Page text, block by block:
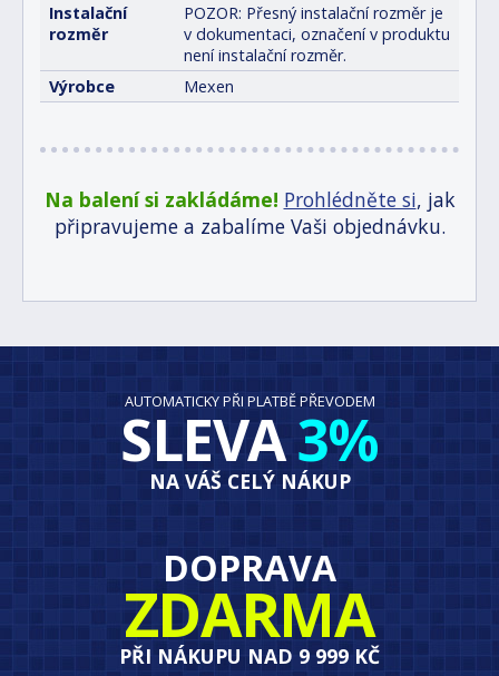
Instalační
rozměr
POZOR: Přesný instalační rozměr je
v dokumentaci, označení v produktu
není instalační rozměr.
Výrobce
Mexen
Na balení si zakládáme! Prohlédněte si, jak
připravujeme a zabalíme Vaši objednávku.
AUTOMATICKY PŘI PLATBĚ PŘEVODEM
SLEVA3%
NA VÁŠ CELÝ NÁKUP
DOPRAVA
ZDARMA
PŘI NÁKUPU NAD 9 999 KČ